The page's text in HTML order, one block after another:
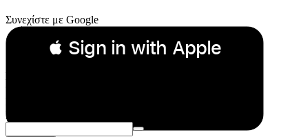
Συνεχίστε με Google
 Sign in with Apple
Συνεχίστε με Apple
ή
Email:
Κωδικός Πρόσβασης: